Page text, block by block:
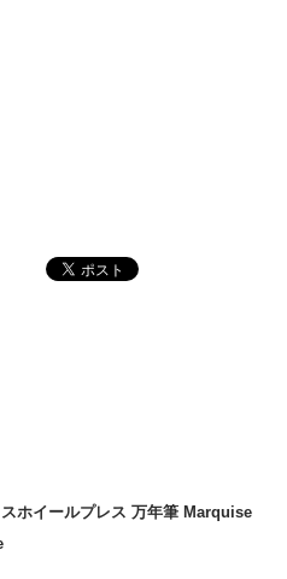
ホイールプレス 万年筆 Marquise